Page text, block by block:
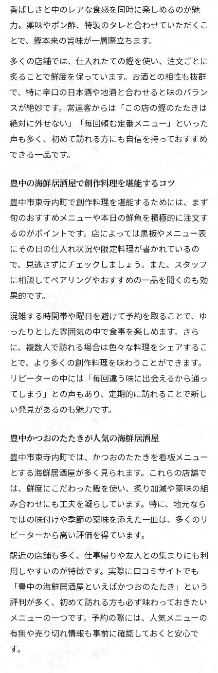
香ばしさと中のレアな食感を同時に楽しめるのが魅
力。薬味やポン酢、特製のタレと合わせていただくこ
とで、鰹本来の旨味が一層際立ちます。
多くの店舗では、仕入れたての鰹を使い、注文ごとに
炙ることで鮮度を保っています。お酒との相性も抜群
で、特に辛口の日本酒や地酒と合わせると味のバラン
スが絶妙です。常連客からは「この店の鰹のたたきは
絶対に外せない」「毎回頼む定番メニュー」といった
声も多く、初めて訪れる方にも自信を持っておすすめ
できる一品です。
豊中の海鮮居酒屋で創作料理を堪能するコツ
豊中市東寺内町で創作料理を堪能するためには、まず
旬のおすすめメニューや本日の鮮魚を積極的に注文す
るのがポイントです。店によっては黒板やメニュー表
にその日の仕入れ状況や限定料理が書かれているの
で、見逃さずにチェックしましょう。また、スタッフ
に相談してペアリングやおすすめの一品を聞くのも効
果的です。
混雑する時間帯や曜日を避けて予約を取ることで、ゆ
ったりとした雰囲気の中で食事を楽しめます。さら
に、複数人で訪れる場合は色々な料理をシェアするこ
とで、より多くの創作料理を味わうことができます。
リピーターの中には「毎回違う味に出会えるから通っ
てしまう」との声もあり、定期的に訪れることで新し
い発見があるのも魅力です。
豊中かつおのたたきが人気の海鮮居酒屋
豊中市東寺内町では、かつおのたたきを看板メニュー
とする海鮮居酒屋が多く見られます。これらの店舗で
は、鮮度にこだわった鰹を使い、炙り加減や薬味の組
み合わせにも工夫を凝らしています。特に、地元なら
ではの味付けや季節の薬味を添えた一皿は、多くのリ
ピーターから高い評価を得ています。
駅近の店舗も多く、仕事帰りや友人との集まりにも利
用しやすいのが特徴です。実際に口コミサイトでも
「豊中の海鮮居酒屋といえばかつおのたたき」という
評判が多く、初めて訪れる方も必ず味わっておきたい
メニューの一つです。予約の際には、人気メニューの
有無や売り切れ情報も事前に確認しておくと安心で
す。